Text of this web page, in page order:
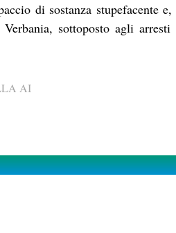
di sostanza stupefacente
sottoposto agli
AI